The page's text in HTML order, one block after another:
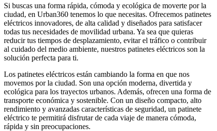
Si buscas una forma rápida, cómoda y ecológica de moverte por la
ciudad, en Urban360 tenemos lo que necesitas. Ofrecemos patinetes
eléctricos innovadores, de alta calidad y diseñados para satisfacer
todas tus necesidades de movilidad urbana. Ya sea que quieras
reducir tus tiempos de desplazamiento, evitar el tráfico o contribuir
al cuidado del medio ambiente, nuestros patinetes eléctricos son la
solución perfecta para ti.
Los patinetes eléctricos están cambiando la forma en que nos
movemos por la ciudad. Son una opción moderna, divertida y
ecológica para los trayectos urbanos. Además, ofrecen una forma de
transporte económica y sostenible. Con un diseño compacto, alto
rendimiento y avanzadas características de seguridad, un patinete
eléctrico te permitirá disfrutar de cada viaje de manera cómoda,
rápida y sin preocupaciones.